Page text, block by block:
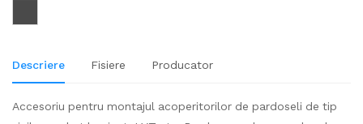
Descriere Fisiere Producator
Accesoriu pentru montajul acoperitorilor de pardoseli de tip